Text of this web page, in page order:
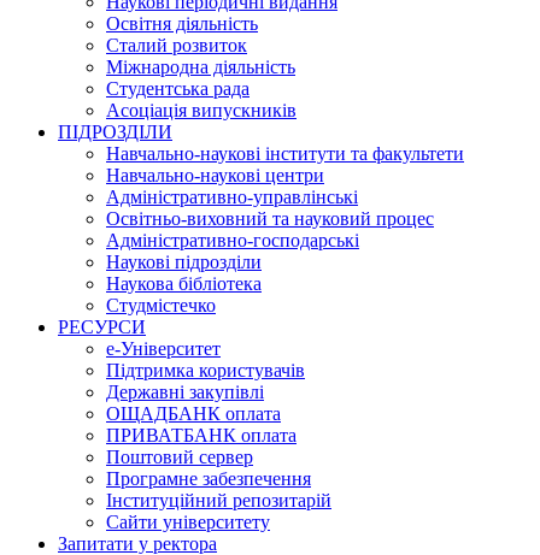
Освітня діяльність
Сталий розвиток
Міжнародна діяльність
Студентська рада
Асоціація випускників
ПІДРОЗДІЛИ
Навчально-наукові інститути та факультети
Навчально-наукові центри
Адміністративно-управлінські
Освітньо-виховний та науковий процес
Адміністративно-господарські
Наукові підрозділи
Наукова бібліотека
Студмістечко
РЕСУРСИ
е-Університет
Підтримка користувачів
Державні закупівлі
ОЩАДБАНК оплата
ПРИВАТБАНК оплата
Поштовий сервер
Програмне забезпечення
Інституційний репозитарій
Сайти університету
Запитати у ректора